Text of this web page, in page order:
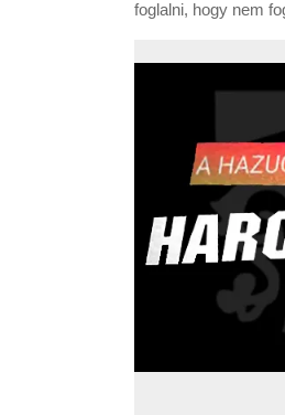
foglalni, hogy nem